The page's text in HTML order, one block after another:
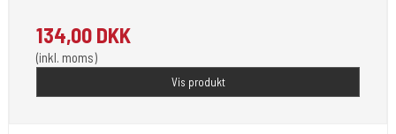
134,00 DKK
(inkl. moms)
Vis produkt